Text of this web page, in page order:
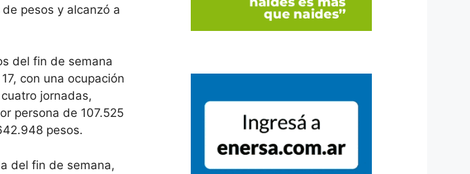
pesos y alcanzó a
del fin de semana
con una ocupación
jornadas,
persona de 107.525
pesos.
del fin de semana,